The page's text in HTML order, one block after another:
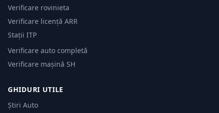
Verificare rovinieta
Verificare licență ARR
Stații ITP
Verificare auto completă
Verificare mașină SH
GHIDURI UTILE
Știri Auto